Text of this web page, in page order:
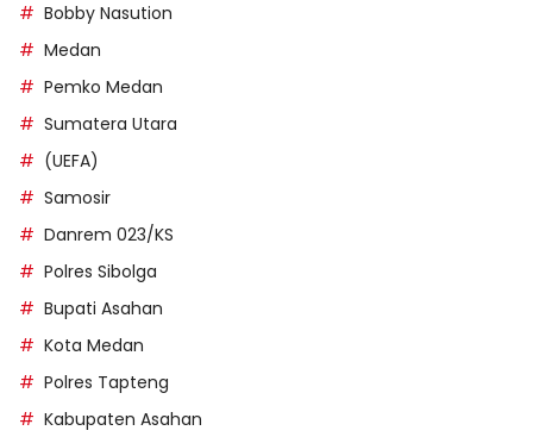
Bobby Nasution
Medan
Pemko Medan
Sumatera Utara
(UEFA)
Samosir
Danrem 023/KS
Polres Sibolga
Bupati Asahan
Kota Medan
Polres Tapteng
Kabupaten Asahan